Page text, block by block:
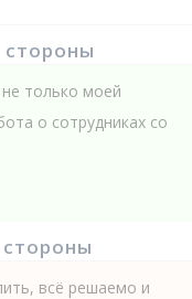
только моей
о сотрудниках со
всё решаемо и